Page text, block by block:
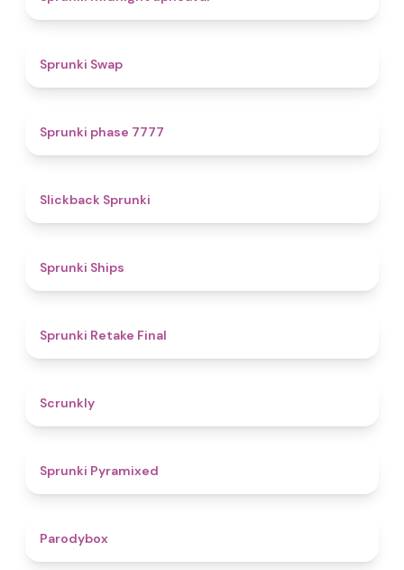
Sprunki Swap
Sprunki phase 7777
Slickback Sprunki
Sprunki Ships
Sprunki Retake Final
Scrunkly
Sprunki Pyramixed
Parodybox